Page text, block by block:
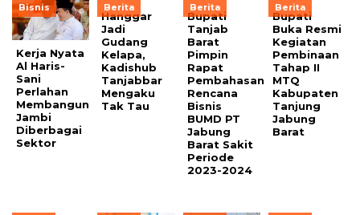
Bisnis
Kerja Nyata
Al Haris-
Sani
Perlahan
Membangun
Jambi
Diberbagai
Sektor
Berita
Hanggar
Jadi
Gudang
Kelapa,
Kadishub
Tanjabbar
Mengaku
Tak Tau
Berita
Bupati
Tanjab
Barat
Pimpin
Rapat
Pembahasan
Rencana
Bisnis
BUMD PT
Jabung
Barat Sakit
Periode
2023-2024
Berita
Bupati
Buka Resmi
Kegiatan
Pembinaan
Tahap II
MTQ
Kabupaten
Tanjung
Jabung
Barat